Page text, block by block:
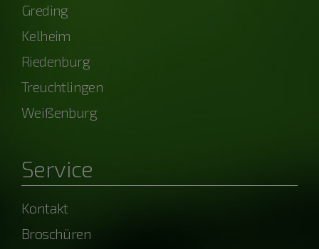
Greding
Kelheim
Riedenburg
Treuchtlingen
Weißenburg
Service
Kontakt
Broschüren